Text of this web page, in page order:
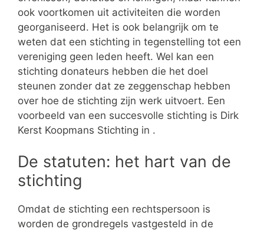
ook voortkomen uit activiteiten die worden
georganiseerd. Het is ook belangrijk om te
weten dat een stichting in tegenstelling tot een
vereniging geen leden heeft. Wel kan een
stichting donateurs hebben die het doel
steunen zonder dat ze zeggenschap hebben
over hoe de stichting zijn werk uitvoert. Een
voorbeeld van een succesvolle stichting is Dirk
Kerst Koopmans Stichting in .
De statuten: het hart van de
stichting
Omdat de stichting een rechtspersoon is
worden de grondregels vastgesteld in de